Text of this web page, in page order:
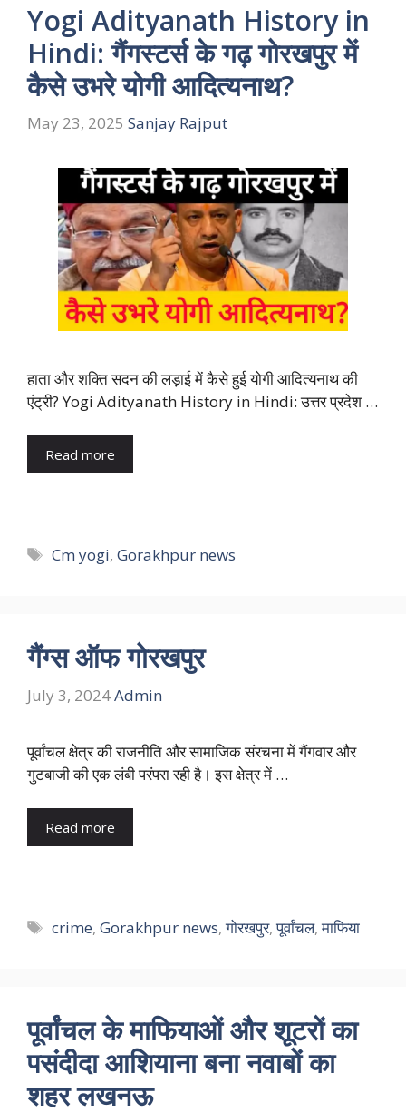
Yogi Adityanath History in
Hindi: गैंगस्टर्स के गढ़ गोरखपुर में
कैसे उभरे योगी आदित्यनाथ?
May 23, 2025 Sanjay Rajput
हाता और शक्ति सदन की लड़ाई में कैसे हुई योगी आदित्यनाथ की
एंट्री? Yogi Adityanath History in Hindi: उत्तर प्रदेश …
Read more
Tags
Cm yogi,Gorakhpur news
गैंग्स ऑफ गोरखपुर
July 3, 2024Admin
पूर्वांचल क्षेत्र की राजनीति और सामाजिक संरचना में गैंगवार और
गुटबाजी की एक लंबी परंपरा रही है। इस क्षेत्र में …
Read more
Tags
crime,Gorakhpur news,गोरखपुर,पूर्वांचल,माफिया
पूर्वांचल के माफियाओं और शूटरों का
पसंदीदा आशियाना बना नवाबों का
शहर लखनऊ